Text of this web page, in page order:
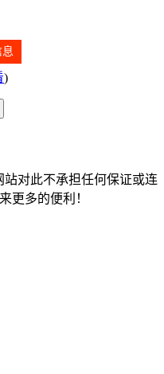
)
对此不承担任何保证或连
更多的便利！